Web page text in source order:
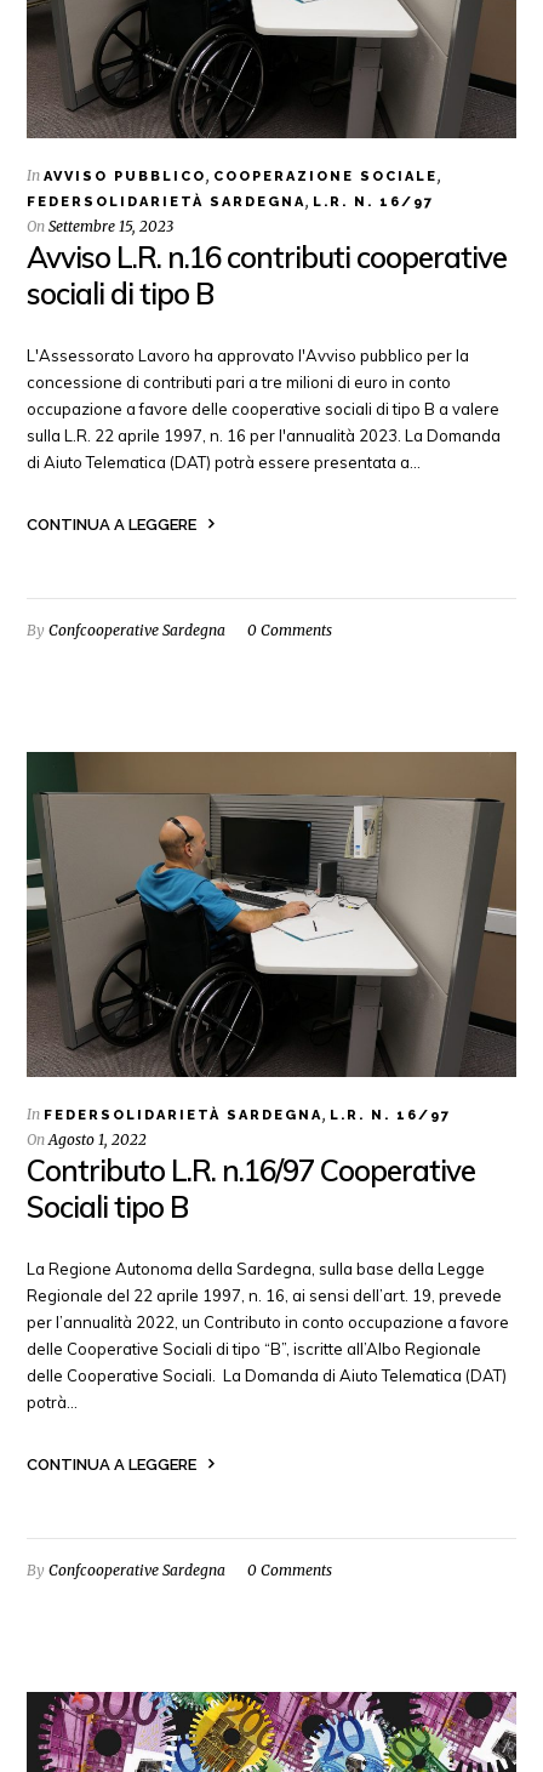
InAVVISO PUBBLICO, COOPERAZIONE SOCIALE,
FEDERSOLIDARIETÀ SARDEGNA, L.R. N. 16/97
OnSettembre 15, 2023
Avviso L.R. n.16 contributi cooperative
sociali di tipo B
L'Assessorato Lavoro ha approvato l'Avviso pubblico per la
concessione di contributi pari a tre milioni di euro in conto
occupazione a favore delle cooperative sociali di tipo B a valere
sulla L.R. 22 aprile 1997, n. 16 per l'annualità 2023. La Domanda
di Aiuto Telematica (DAT) potrà essere presentata a…
CONTINUA A LEGGERE
ByConfcooperative Sardegna 0 Comments
In FEDERSOLIDARIETÀ SARDEGNA, L.R. N. 16/97
OnAgosto 1, 2022
Contributo L.R. n.16/97 Cooperative
Sociali tipo B
La Regione Autonoma della Sardegna, sulla base della Legge
Regionale del 22 aprile 1997, n. 16, ai sensi dell’art. 19, prevede
per l’annualità 2022, un Contributo in conto occupazione a favore
delle Cooperative Sociali di tipo “B”, iscritte all’Albo Regionale
delle Cooperative Sociali. La Domanda di Aiuto Telematica (DAT)
potrà…
CONTINUA A LEGGERE
ByConfcooperative Sardegna 0 Comments